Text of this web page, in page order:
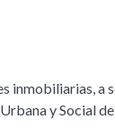
inmobiliarias, a
y Social